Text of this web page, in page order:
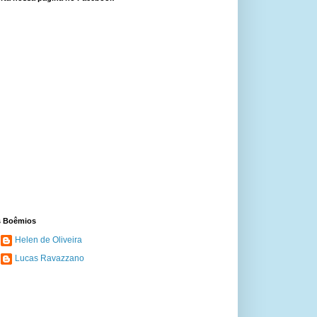
Boêmios
Helen de Oliveira
Lucas Ravazzano